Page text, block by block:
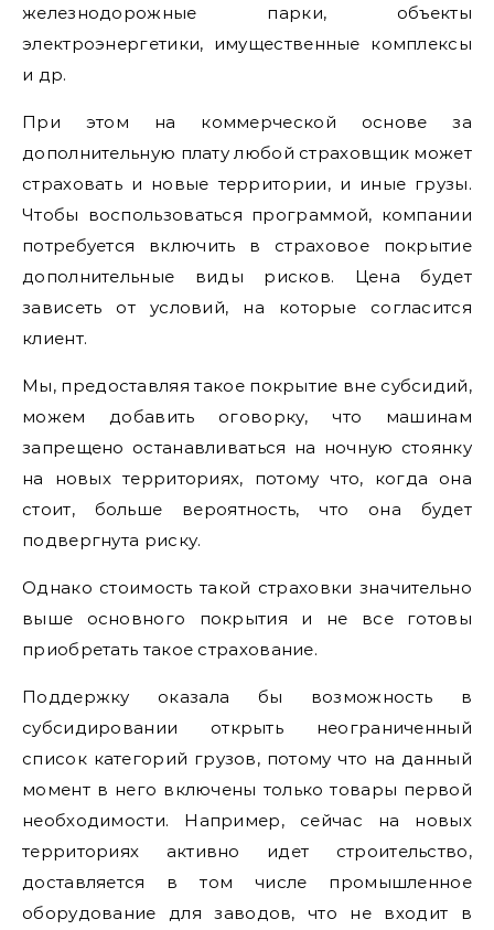
железнодорожные парки, объекты
электроэнергетики, имущественные комплексы
и др.
При этом на коммерческой основе за
дополнительную плату любой страховщик может
страховать и новые территории, и иные грузы.
Чтобы воспользоваться программой, компании
потребуется включить в страховое покрытие
дополнительные виды рисков. Цена будет
зависеть от условий, на которые согласится
клиент.
Мы, предоставляя такое покрытие вне субсидий,
можем добавить оговорку, что машинам
запрещено останавливаться на ночную стоянку
на новых территориях, потому что, когда она
стоит, больше вероятность, что она будет
подвергнута риску.
Однако стоимость такой страховки значительно
выше основного покрытия и не все готовы
приобретать такое страхование.
Поддержку оказала бы возможность в
субсидировании открыть неограниченный
список категорий грузов, потому что на данный
момент в него включены только товары первой
необходимости. Например, сейчас на новых
территориях активно идет строительство,
доставляется в том числе промышленное
оборудование для заводов, что не входит в